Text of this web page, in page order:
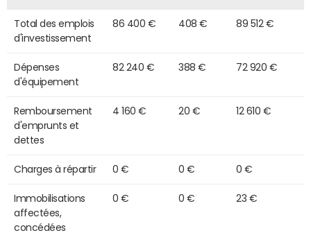
Total des emplois
d'investissement
86 400 € 408 € 89 512 €
Dépenses
d'équipement
82 240 € 388 € 72 920 €
Remboursement
d'emprunts et
dettes
4 160 € 20 € 12 610 €
Charges à répartir 0 € 0 € 0 €
Immobilisations
affectées,
concédées
0 € 0 € 23 €